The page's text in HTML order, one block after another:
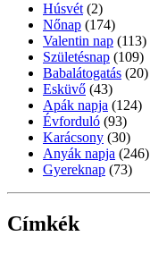
Húsvét (2)
Nőnap (174)
Valentin nap (113)
Születésnap (109)
Babalátogatás (20)
Esküvő (43)
Apák napja (124)
Évforduló (93)
Karácsony (30)
Anyák napja (246)
Gyereknap (73)
Címkék